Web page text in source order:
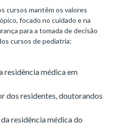
cursos mantêm os valores
focado no cuidado e na
para a tomada de decisão
cursos de pediatria:
residência médica em
dos residentes, doutorandos
residência médica do